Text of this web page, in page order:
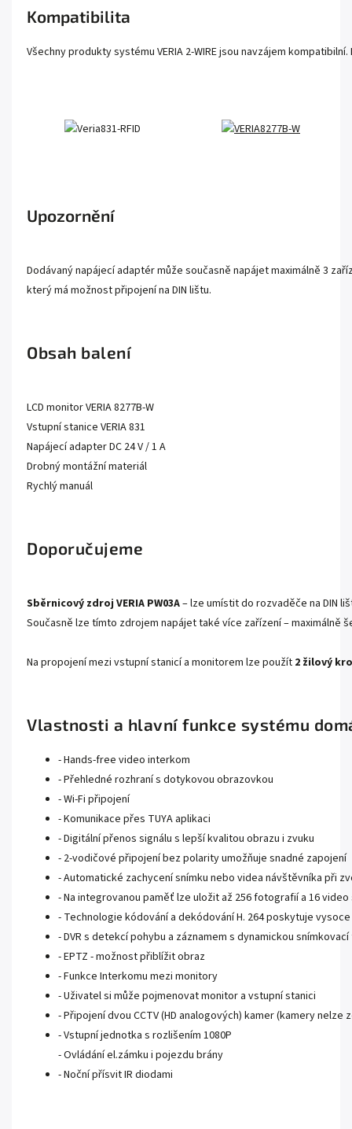
Kompatibilita
Všechny produkty systému VERIA 2-WIRE jsou navzájem
Upozornění
Dodávaný napájecí adaptér může současně napájet maximálně 3
který má možnost připojení na DIN lištu.
Obsah balení
LCD monitor VERIA 8277B-W
Vstupní stanice VERIA 831
Napájecí adapter DC 24 V / 1 A
Drobný montážní materiál
Rychlý manuál
Doporučujeme
Sběrnicový zdroj VERIA PW03A– lze umístit do rozvaděče na DIN
Současně lze tímto zdrojem napájet také více zařízení – maximálně
Na propojení mezi vstupní stanicí a monitorem lze použít 2 žilový
Vlastnosti a hlavní funkce systému
- Hands-free video interkom
- Přehledné rozhraní s dotykovou obrazovkou
- Wi-Fi připojení
- Komunikace přes TUYA aplikaci
- Digitální přenos signálu s lepší kvalitou obrazu i zvuku
- 2-vodičové připojení bez polarity umožňuje snadné zapojení
- Automatické zachycení snímku nebo videa návštěvníka při
- Na integrovanou paměť lze uložit až 256 fotografií a 16
- Technologie kódování a dekódování H. 264 poskytuje
- DVR s detekcí pohybu a záznamem s dynamickou
- EPTZ - možnost přiblížit obraz
- Funkce Interkomu mezi monitory
- Uživatel si může pojmenovat monitor a vstupní stanici
- Připojení dvou CCTV (HD analogových) kamer (kamery nelze
- Vstupní jednotka s rozlišením 1080P
- Ovládání el.zámku i pojezdu brány
- Noční přísvit IR diodami